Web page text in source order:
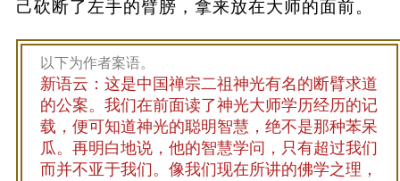
己砍断了左手的臂膀，拿来放在大师的面前。
以下为作者案语。
新语云：这是中国禅宗二祖神光有名的断臂求道
的公案。我们在前面读了神光大师学历经历的记
载，便可知道神光的聪明智慧，绝不是那种苯呆
瓜。再明白地说，他的智慧学问，只有超过我们
而并不亚于我们。像我们现在所讲的佛学之理，